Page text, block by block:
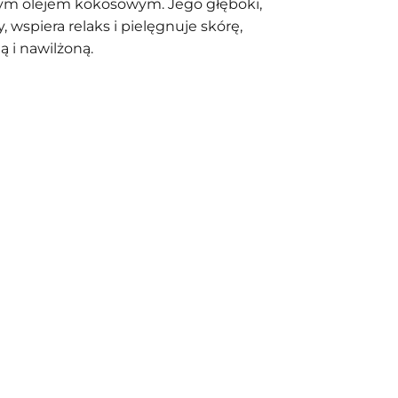
olejem kokosowym. Jego głęboki,
wspiera relaks i pielęgnuje skórę,
i nawilżoną.